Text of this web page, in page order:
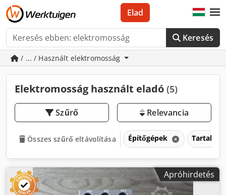
Keresés
Elad
/ ... / Használt elektromosság
Elektromosság használt eladó (5)
Szűrő Relevancia
Összes szűrő eltávolítása Építőgépek Tartalék
Apróhirdetés